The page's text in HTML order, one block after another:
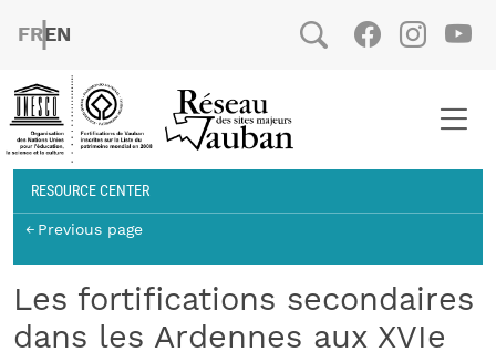
FRENCH
ENGLISH
Social
Breadcrumb
RESOURCE CENTER
Previous page
Les fortifications secondaires
dans les Ardennes aux XVIe